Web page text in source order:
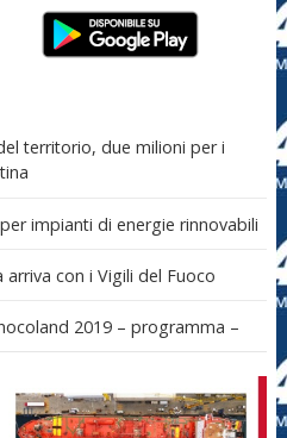
territorio, due milioni per i
impianti di energie rinnovabili
con i Vigili del Fuoco
2019 – programma –